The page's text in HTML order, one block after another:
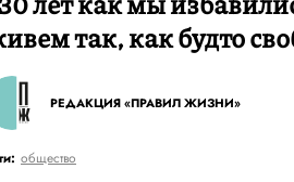
так, как будто
РЕДАКЦИЯ «ПРАВИЛ ЖИЗНИ»
общество